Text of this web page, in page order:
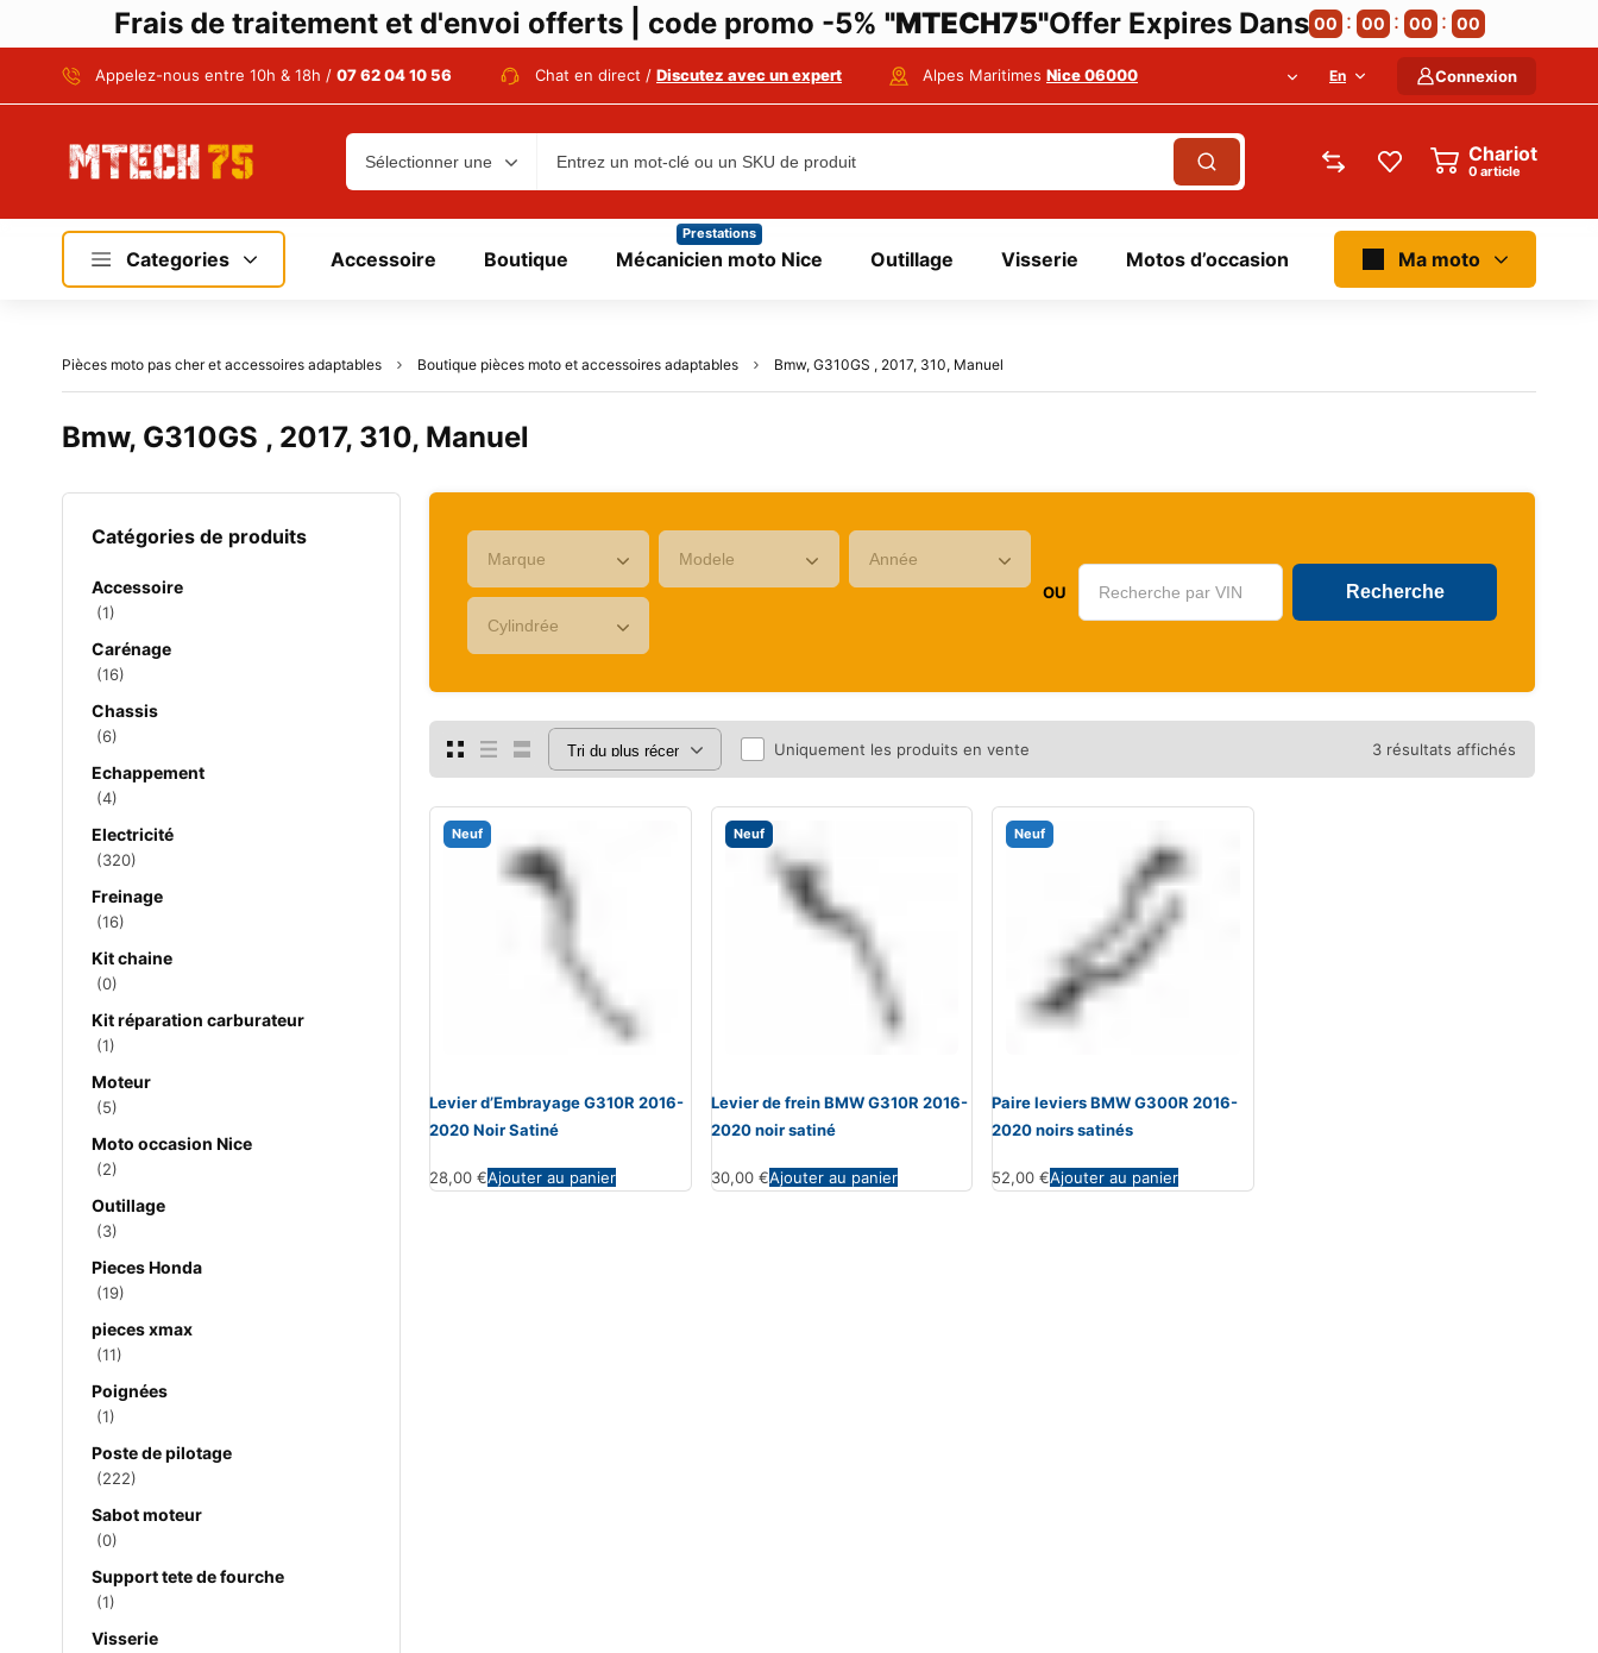
Frais de traitement et d'envoi offerts | code promo -5% "MTECH75"Offer Expires Dans 00 00 00 00
Appelez-nous entre 10h & 18h / 07 62 04 10 56 Chat en direct / Discutez avec un expert Alpes Maritimes Nice 06000 En Connexion
Chariot
article
Categories Accessoire Boutique Mécanicien moto Nice
Prestations
Outillage Visserie Motos d’occasion Ma moto
Pièces moto pas cher et accessoires adaptables Boutique pièces moto et accessoires adaptables Bmw, G310GS , 2017, 310, Manuel
Bmw, G310GS , 2017, 310, Manuel
Catégories de produits
Accessoire
(1)
Carénage
(16)
Chassis
(6)
Echappement
(4)
Electricité
(320)
Freinage
(16)
Kit chaine
(0)
Kit réparation carburateur
(1)
Moteur
(5)
Moto occasion Nice
(2)
Outillage
(3)
Pieces Honda
(19)
pieces xmax
(11)
Poignées
(1)
Poste de pilotage
(222)
Sabot moteur
(0)
Support tete de fourche
(1)
Visserie
OU
Uniquement les produits en vente 3 résultats affichés
Neuf
Levier d’Embrayage G310R 2016-
2020 Noir Satiné
28,00€Ajouter au panier
Neuf
Levier de frein BMW G310R 2016-
2020 noir satiné
30,00 €Ajouter au panier
Neuf
Paire leviers BMW G300R 2016-
2020 noirs satinés
52,00€Ajouter au panier